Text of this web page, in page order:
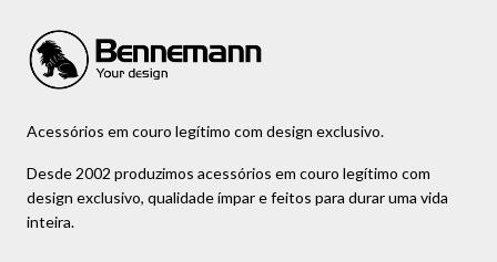
Acessórios em couro legítimo com design exclusivo.
Desde 2002 produzimos acessórios em couro legítimo com
design exclusivo, qualidade ímpar e feitos para durar uma vida
inteira.